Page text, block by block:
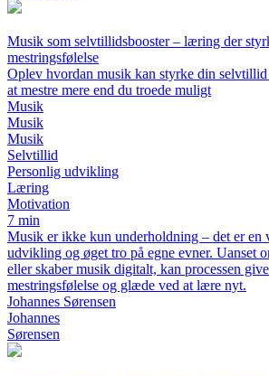
Musik som selvtillidsbooster – læring der
mestringsfølelse
Oplev hvordan musik kan styrke din
at mestre mere end du troede muligt
Musik
Musik
Musik
Selvtillid
Personlig udvikling
Læring
Motivation
7 min
Musik er ikke kun underholdning – det er en
udvikling og øget tro på egne evner. Uanset
eller skaber musik digitalt, kan processen
mestringsfølelse og glæde ved at lære nyt.
Johannes Sørensen
Johannes
Sørensen